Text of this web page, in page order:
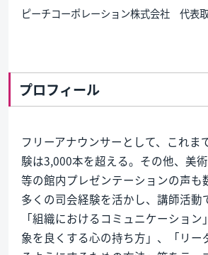
ピーチコーポレーション株式会社 代表
プロフィール
フリーアナウンサーとして、これま
験は3,000本を超える。その他、美
等の館内プレゼンテーションの声も
多くの司会経験を活かし、講師活動
「組織におけるコミュニケーショ
象を良くする心の持ち方」、「リー